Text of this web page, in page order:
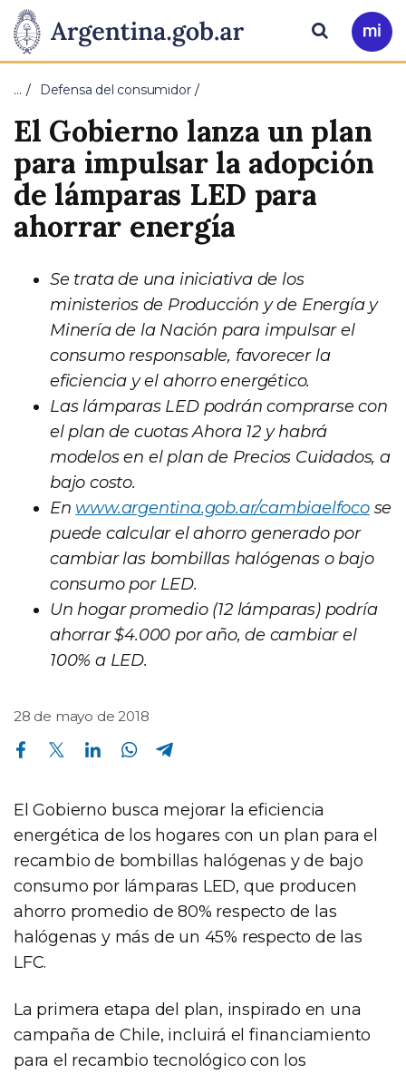
Presidencia
de
la
Nación
Pasar al contenido principal
Ir
a
Buscar
… Defensa del consumidor
El Gobierno lanza un plan
para impulsar la adopción
de lámparas LED para
ahorrar energía
Se trata de una iniciativa de los
ministerios de Producción y de Energía y
Minería de la Nación para impulsar el
consumo responsable, favorecer la
eficiencia y el ahorro energético.
Las lámparas LED podrán comprarse con
el plan de cuotas Ahora 12 y habrá
modelos en el plan de Precios Cuidados, a
bajo costo.
En www.argentina.gob.ar/cambiaelfocose
puede calcular el ahorro generado por
cambiar las bombillas halógenas o bajo
consumo por LED.
Un hogar promedio (12 lámparas) podría
ahorrar $4.000 por año, de cambiar el
100% a LED.
28 de mayo de 2018
Compartir en Facebook Compartir en Twitter Compartir en Linkedin Compartir en Whatsapp
El Gobierno busca mejorar la eficiencia
energética de los hogares con un plan para el
recambio de bombillas halógenas y de bajo
consumo por lámparas LED, que producen
ahorro promedio de 80% respecto de las
halógenas y más de un 45% respecto de las
LFC.
La primera etapa del plan, inspirado en una
campaña de Chile, incluirá el financiamiento
para el recambio tecnológico con los